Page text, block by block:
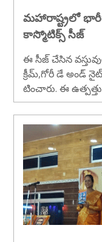
మహారాష్ట్రలో భారీగా
కాస్మోటిక్స్ సీజ్
ఈ సీజ్ చేసిన
క్రీమ్,గోరీ డే అండ్
టించారు. ఈ